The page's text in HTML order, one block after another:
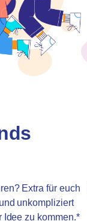
Extra für euch
unkompliziert
Idee zu kommen.*